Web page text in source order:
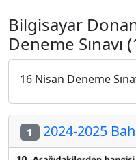
Bilgisayar
Deneme Sınavı
16 Nisan Deneme
1 2024-2025